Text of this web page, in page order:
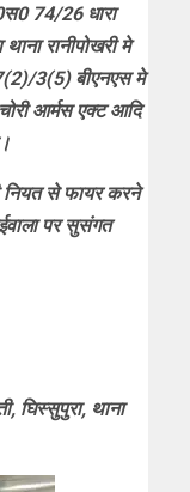
74/26 धारा
रानीपोखरी मे
3(5) बीएनएस मे
आर्मस एक्ट आदि
नियत से फायर करने
पर सुसंगत
घिस्सुपुरा, थाना